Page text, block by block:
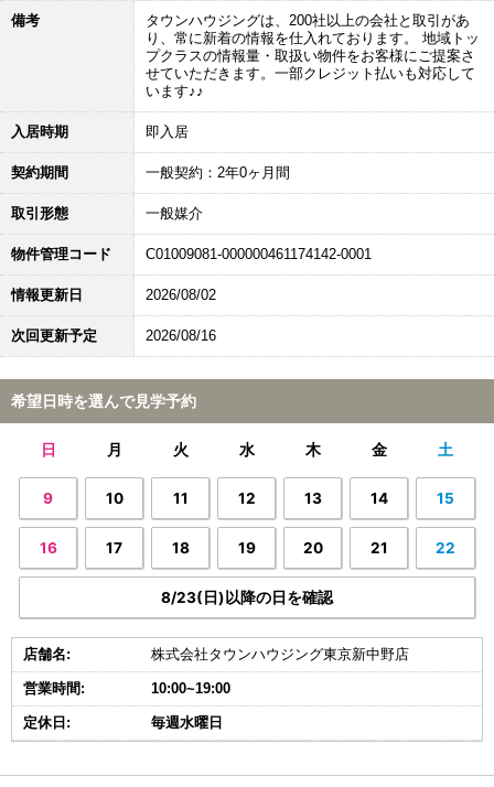
備考
タウンハウジングは、200社以上の会社と取引があ
り、常に新着の情報を仕入れております。 地域トッ
プクラスの情報量・取扱い物件をお客様にご提案さ
せていただきます。一部クレジット払いも対応して
います♪♪
入居時期 即入居
契約期間 一般契約：2年0ヶ月間
取引形態 一般媒介
物件管理コード C01009081-000000461174142-0001
情報更新日 2026/08/02
次回更新予定 2026/08/16
希望日時を選んで見学予約
日 月 火 水 木 金 土
9 10 11 12 13 14 15
16 17 18 19 20 21 22
8/23(日)以降の日を確認
店舗名: 株式会社タウンハウジング東京新中野店
営業時間: 10:00~19:00
定休日: 毎週水曜日